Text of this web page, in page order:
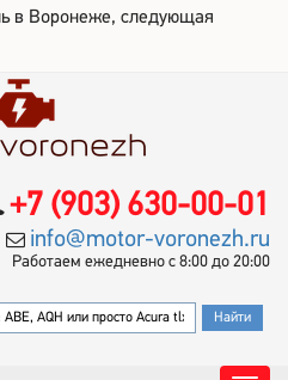
в Воронеже, следующая
+7 (903) 630-00-01
info@motor-voronezh.ru
Работаем ежедневно с 8:00 до 20:00